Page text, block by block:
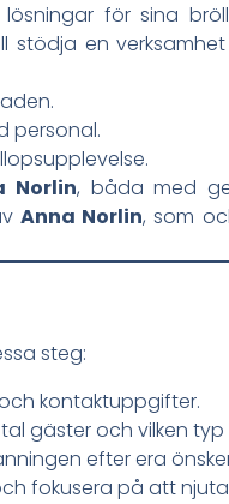
för sina
stödja en
personal.
Norlin, båda med
Anna Norlin, som
steg:
kontaktuppgifter.
gäster och vilken
efter era
fokusera på att